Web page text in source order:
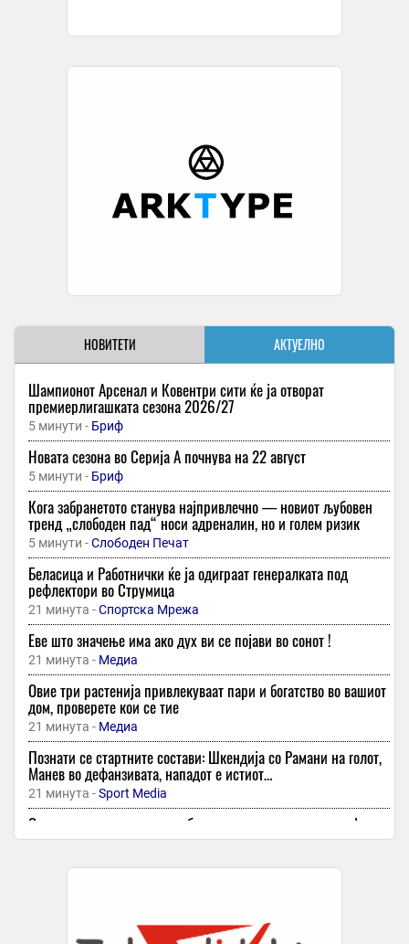
НОВИТЕТИ АКТУЕЛНО
Шампионот Арсенал и Ковентри сити ќе ја отворат
премиерлигашката сезона 2026/27
5 минути - Бриф
Новата сезона во Серија А почнува на 22 август
5 минути - Бриф
Кога забранетото станува најпривлечно — новиот љубовен
тренд „слободен пад“ носи адреналин, но и голем ризик
5 минути -Слободен Печат
Беласица и Работнички ќе ја одиграат генералката под
рефлектори во Струмица
21 минута -Спортска Мрежа
Еве што значење има ако дух ви се појави во сонот !
21 минута - Медиа
Овие три растенија привлекуваат пари и богатство во вашиот
дом, проверете кои се тие
21 минута - Медиа
Познати се стартните состави: Шкендија со Рамани на голот,
Манев во дефанзивата, нападот е истиот…
21 минута -Sport Media
Ова е причината зашто е забрането да се смееме на графиите
за пасош и лични документи!
Медиа